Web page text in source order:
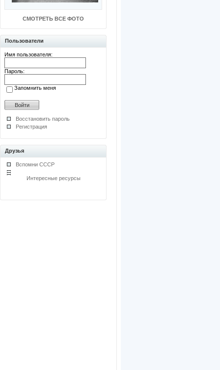
СМОТРЕТЬ ВСЕ ФОТО
Пользователи
Имя пользователя:
Пароль:
Запомнить меня
Восстановить пароль
Регистрация
Друзья
Вспомни СССР
Интересные ресурсы